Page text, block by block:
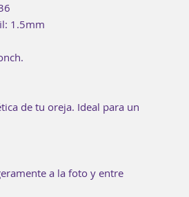
1.5mm
de tu oreja. Ideal para un
a la foto y entre